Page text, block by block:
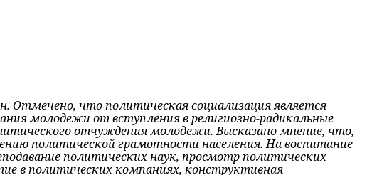
Отмечено, что политическая социализация является
молодежи от вступления в религиозно-радикальные
отчуждения молодежи. Высказано мнение, что,
полити­ческой грамотности населения. На воспитание
политических на­ук, просмотр политических
в политических компаниях, конструк­тивная